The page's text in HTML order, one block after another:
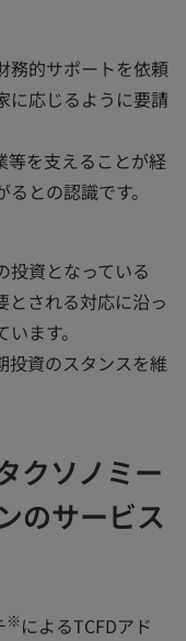
務的サポートを依頼
に応じるように要請
等を支えることが経
との認識です。
投資となっている
とされる対応に沿っ
ます。
投資のスタンスを維
クソノミー
のサービス
※によるTCFDアド